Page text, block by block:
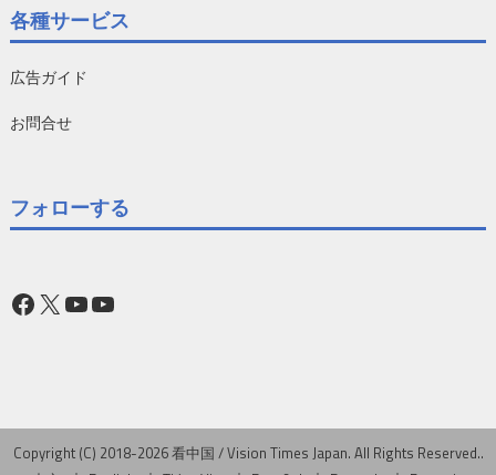
各種サービス
広告ガイド
お問合せ
フォローする
Facebook
X YouTube
YouTube
Copyright (C) 2018-2026 看中国 / Vision Times Japan. All Rights Reserved..